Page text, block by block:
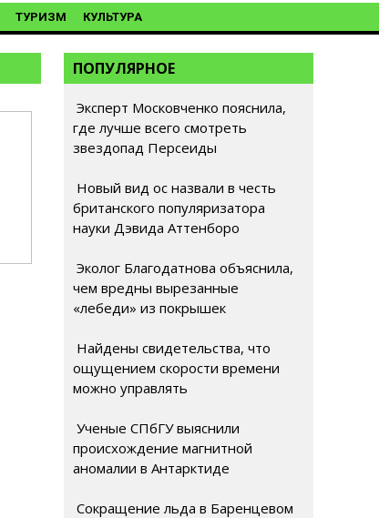
ТУРИЗМ КУЛЬТУРА
ПОПУЛЯРНОЕ
Эксперт Московченко пояснила,
где лучше всего смотреть
звездопад Персеиды
Новый вид ос назвали в честь
британского популяризатора
науки Дэвида Аттенборо
Эколог Благодатнова объяснила,
чем вредны вырезанные
«лебеди» из покрышек
Найдены свидетельства, что
ощущением скорости времени
можно управлять
Ученые СПбГУ выяснили
происхождение магнитной
аномалии в Антарктиде
Сокращение льда в Баренцевом